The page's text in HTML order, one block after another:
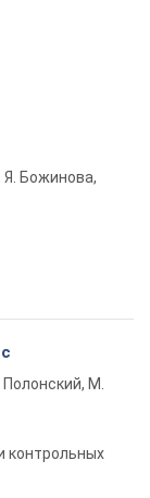
Я. Божинова,
Полонский, М.
контрольных